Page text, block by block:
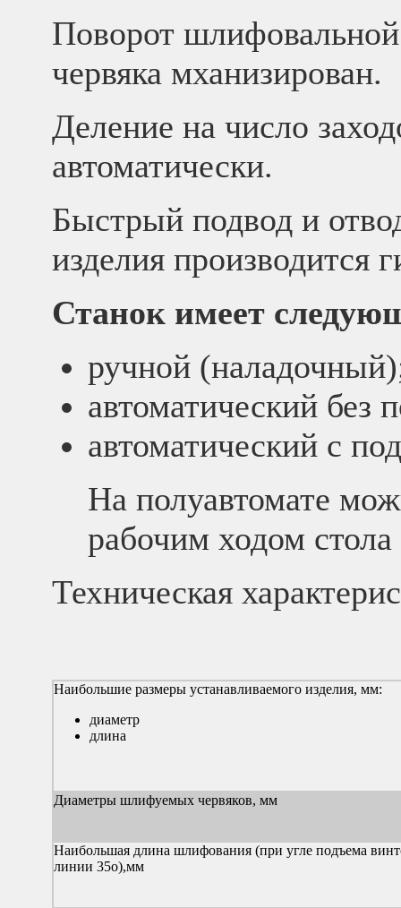
Поворот
червяка мханизирован.
Деление на число
автоматически.
Быстрый подвод и
изделия производится
Станок имеет
ручной
автоматический без
автоматический с
На полуавтомате
рабочим ходом
Техническая
Наибольшие размеры устанавливаемого изделия, мм:
диаметр
длина
Диаметры шлифуемых червяков, мм
Наибольшая длина шлифования (при угле подъема
линии 35о),мм